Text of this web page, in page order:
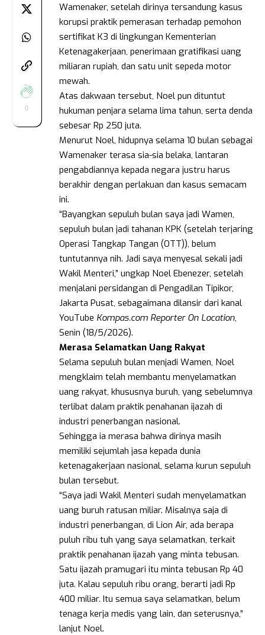
0
Wamenaker, setelah dirinya tersandung kasus
korupsi praktik pemerasan terhadap pemohon
sertifikat K3 di lingkungan Kementerian
Ketenagakerjaan, penerimaan gratifikasi uang
miliaran rupiah, dan satu unit sepeda motor
mewah.
Atas dakwaan tersebut, Noel pun dituntut
hukuman penjara selama lima tahun, serta denda
sebesar Rp 250 juta.
Menurut Noel, hidupnya selama 10 bulan sebagai
Wamenaker terasa sia-sia belaka, lantaran
pengabdiannya kepada negara justru harus
berakhir dengan perlakuan dan kasus semacam
ini.
“Bayangkan sepuluh bulan saya jadi Wamen,
sepuluh bulan jadi tahanan KPK (setelah terjaring
Operasi Tangkap Tangan (OTT)), belum
tuntutannya nih. Jadi saya menyesal sekali jadi
Wakil Menteri,” ungkap Noel Ebenezer, setelah
menjalani persidangan di Pengadilan Tipikor,
Jakarta Pusat, sebagaimana dilansir dari kanal
YouTube Kompas.com Reporter On Location,
Senin (18/5/2026).
Merasa Selamatkan Uang Rakyat
Selama sepuluh bulan menjadi Wamen, Noel
mengklaim telah membantu menyelamatkan
uang rakyat, khususnya buruh, yang sebelumnya
terlibat dalam praktik penahanan ijazah di
industri penerbangan nasional.
Sehingga ia merasa bahwa dirinya masih
memiliki sejumlah jasa kepada dunia
ketenagakerjaan nasional, selama kurun sepuluh
bulan tersebut.
“Saya jadi Wakil Menteri sudah menyelamatkan
uang buruh ratusan miliar. Misalnya saja di
industri penerbangan, di Lion Air, ada berapa
puluh ribu tuh yang saya selamatkan, terkait
praktik penahanan ijazah yang minta tebusan.
Satu ijazah pramugari itu minta tebusan Rp 40
juta. Kalau sepuluh ribu orang, berarti jadi Rp
400 miliar. Itu semua saya selamatkan, belum
tenaga kerja medis yang lain, dan seterusnya,”
lanjut Noel.